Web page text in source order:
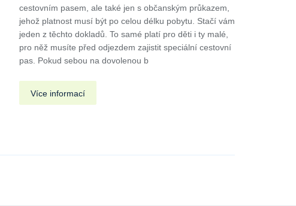
cestovním pasem, ale také jen s občanským průkazem,
jehož platnost musí být po celou délku pobytu. Stačí vám
jeden z těchto dokladů. To samé platí pro děti i ty malé,
pro něž musíte před odjezdem zajistit speciální cestovní
pas. Pokud sebou na dovolenou b
Více informací